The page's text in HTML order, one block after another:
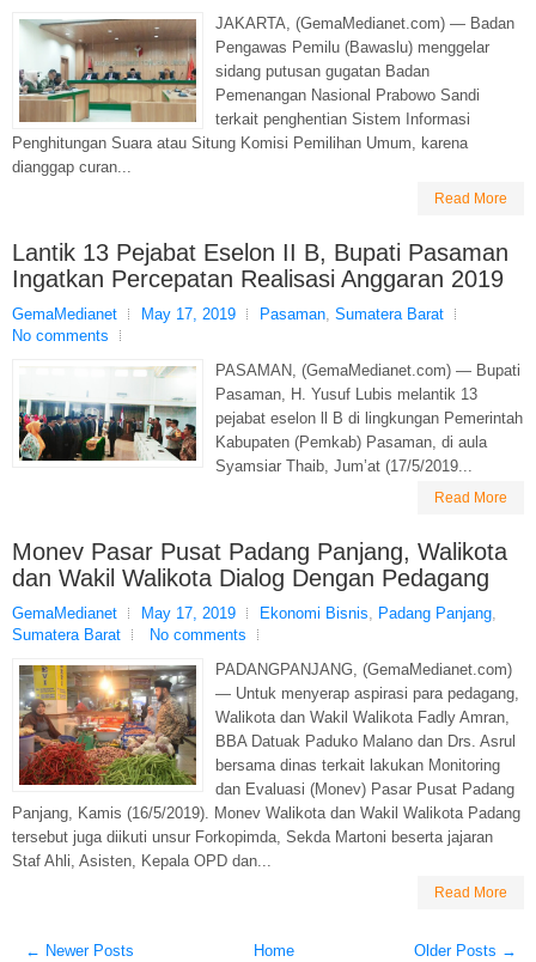
JAKARTA, (GemaMedianet.com) — Badan
Pengawas Pemilu (Bawaslu) menggelar
sidang putusan gugatan Badan
Pemenangan Nasional Prabowo Sandi
terkait penghentian Sistem Informasi
Penghitungan Suara atau Situng Komisi Pemilihan Umum, karena
dianggap curan...
Read More
Lantik 13 Pejabat Eselon II B, Bupati Pasaman
Ingatkan Percepatan Realisasi Anggaran 2019
GemaMedianet May 17, 2019 Pasaman, Sumatera Barat
No comments
PASAMAN, (GemaMedianet.com) — Bupati
Pasaman, H. Yusuf Lubis melantik 13
pejabat eselon ll B di lingkungan Pemerintah
Kabupaten (Pemkab) Pasaman, di aula
Syamsiar Thaib, Jum’at (17/5/2019...
Read More
Monev Pasar Pusat Padang Panjang, Walikota
dan Wakil Walikota Dialog Dengan Pedagang
GemaMedianet May 17, 2019 Ekonomi Bisnis, Padang Panjang,
Sumatera Barat
No comments
PADANGPANJANG, (GemaMedianet.com)
— Untuk menyerap aspirasi para pedagang,
Walikota dan Wakil Walikota Fadly Amran,
BBA Datuak Paduko Malano dan Drs. Asrul
bersama dinas terkait lakukan Monitoring
dan Evaluasi (Monev) Pasar Pusat Padang
Panjang, Kamis (16/5/2019). Monev Walikota dan Wakil Walikota Padang
tersebut juga diikuti unsur Forkopimda, Sekda Martoni beserta jajaran
Staf Ahli, Asisten, Kepala OPD dan...
Read More
← Newer Posts Older Posts →
Home